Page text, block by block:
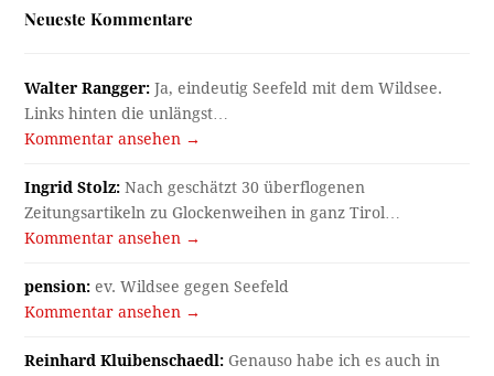
Neueste Kommentare
Walter Rangger: Ja, eindeutig Seefeld mit dem Wildsee.
Links hinten die unlängst…
Kommentar ansehen →
Ingrid Stolz: Nach geschätzt 30 überflogenen
Zeitungsartikeln zu Glockenweihen in ganz Tirol…
Kommentar ansehen →
pension: ev. Wildsee gegen Seefeld
Kommentar ansehen →
Reinhard Kluibenschaedl: Genauso habe ich es auch in